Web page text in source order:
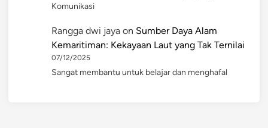
Komunikasi
Rangga dwi jaya on Sumber Daya Alam
Kemaritiman: Kekayaan Laut yang Tak Ternilai
07/12/2025
Sangat membantu untuk belajar dan menghafal